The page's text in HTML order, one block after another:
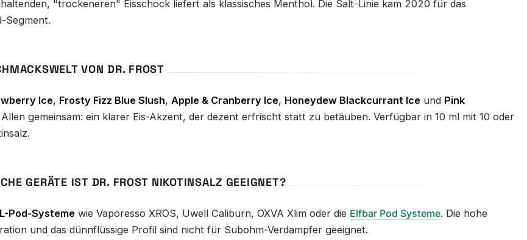
"trockeneren" Eisschock liefert als klassisches Menthol. Die Salt-Linie kam 2020 für das
Segment.
VON DR. FROST
Ice, Frosty Fizz Blue Slush, Apple & Cranberry Ice, Honeydew Blackcurrant Ice und Pink
Allen gemeinsam: ein klarer Eis-Akzent, der dezent erfrischt statt zu betäuben. Verfügbar in 10 ml mit 10 oder
GERÄTE IST DR. FROST NIKOTINSALZ GEEIGNET?
Pod-Systeme wie Vaporesso XROS, Uwell Caliburn, OXVA Xlim oder die Elfbar Pod Systeme. Die hohe
und das dünnflüssige Profil sind nicht für Subohm-Verdampfer geeignet.